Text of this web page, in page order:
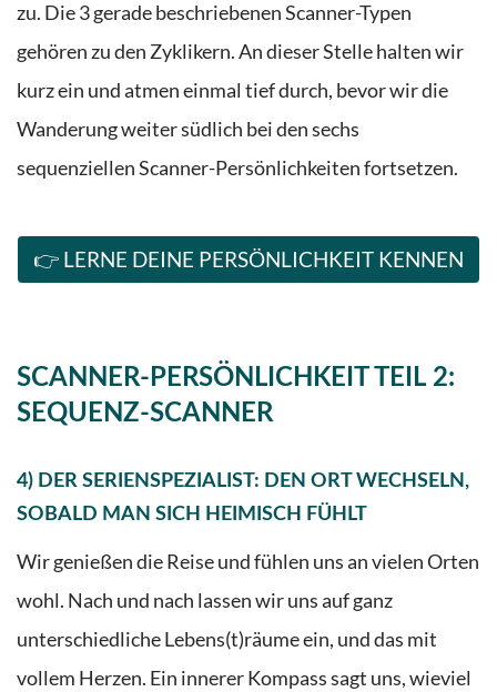
zu. Die 3 gerade beschriebenen Scanner-Typen
gehören zu den Zyklikern. An dieser Stelle halten wir
kurz ein und atmen einmal tief durch, bevor wir die
Wanderung weiter südlich bei den sechs
sequenziellen Scanner-Persönlichkeiten fortsetzen.
👉 LERNE DEINE PERSÖNLICHKEIT KENNEN
SCANNER-PERSÖNLICHKEIT TEIL 2:
SEQUENZ-SCANNER
4) DER SERIENSPEZIALIST: DEN ORT WECHSELN,
SOBALD MAN SICH HEIMISCH FÜHLT
Wir genießen die Reise und fühlen uns an vielen Orten
wohl. Nach und nach lassen wir uns auf ganz
unterschiedliche Lebens(t)räume ein, und das mit
vollem Herzen. Ein innerer Kompass sagt uns, wieviel